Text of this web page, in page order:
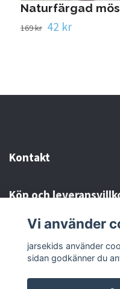
Naturfärgad
169 kr 42 kr
Kontakt
Köp och
Sociala medier
Vi använder
jarsekids använder
sidan godkänner du